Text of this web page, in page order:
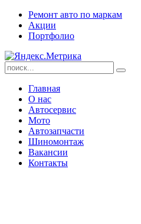
Ремонт авто по маркам
Акции
Портфолио
Главная
О нас
Автосервис
Мото
Автозапчасти
Шиномонтаж
Вакансии
Контакты